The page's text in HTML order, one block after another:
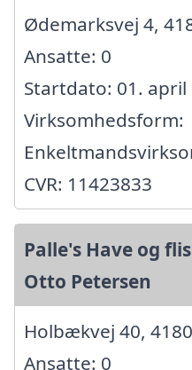
Ødemarksvej 4,
Ansatte: 0
Startdato: 01. april
Virksomhedsform:
CVR: 11423833
Palle's Have og
Otto Petersen
Holbækvej 40,
Ansatte: 0